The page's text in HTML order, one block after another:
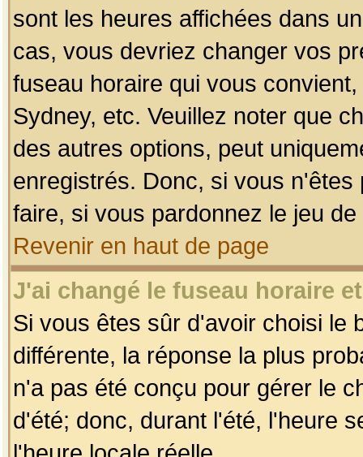
sont les heures affichées dans
cas, vous devriez changer vos
fuseau horaire qui vous
Sydney, etc. Veuillez noter que
des autres options, peut
enregistrés. Donc, si vous
faire, si vous pardonnez le jeu
Revenir en haut de page
J'ai changé le fuseau horaire
Si vous êtes sûr d'avoir choisi le
différente, la réponse la plus
n'a pas été conçu pour gérer le
d'été; donc, durant l'été, l'heure